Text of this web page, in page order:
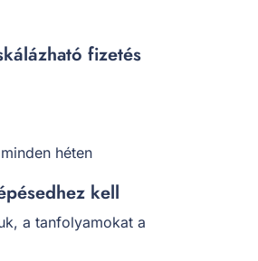
fizetés
héten
kell
a tanfolyamokat a